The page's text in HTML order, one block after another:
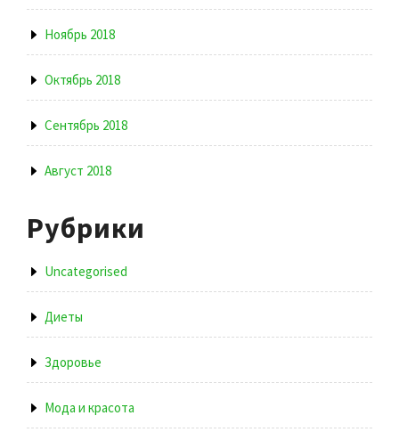
Ноябрь 2018
Октябрь 2018
Сентябрь 2018
Август 2018
Рубрики
Uncategorised
Диеты
Здоровье
Мода и красота